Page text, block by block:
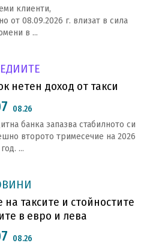
клиенти,
от 08.09.2026 г. влизат в сила
в ...
нетен доход от такси
08.26
банка запазва стабилното си
второто тримесечие на 2026
год. ...
таксите и стойностите
в евро и лева
08.26